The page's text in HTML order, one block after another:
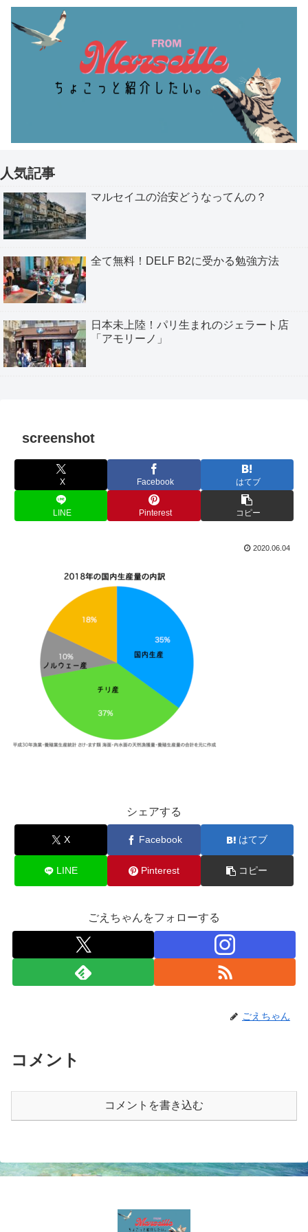
人気記事
マルセイユの治安どうなってんの？
全て無料！DELF B2に受かる勉強方法
日本未上陸！パリ生まれのジェラート店
「アモリーノ」
screenshot
X Facebook はてブ
LINE Pinterest コピー
2020.06.04
シェアする
X Facebook はてブ
LINE Pinterest コピー
ごえちゃんをフォローする
ごえちゃん
コメント
コメントを書き込む